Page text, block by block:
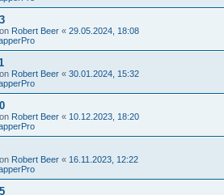
Robert Beer « 29.05.2024, 18:08
Robert Beer « 30.01.2024, 15:32
Robert Beer « 10.12.2023, 18:20
Robert Beer « 16.11.2023, 12:22